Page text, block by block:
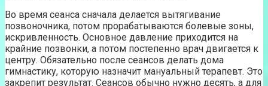
Во время сеанса сначала делается вытягивание
позвоночника, потом прорабатываются болевые зоны,
искривленность. Основное давление приходится на
крайние позвонки, а потом постепенно врач двигается к
центру. Обязательно после сеансов делать дома
гимнастику, которую назначит мануальный терапевт. Это
закрепит результат. Сеансов обычно нужно десять, а для